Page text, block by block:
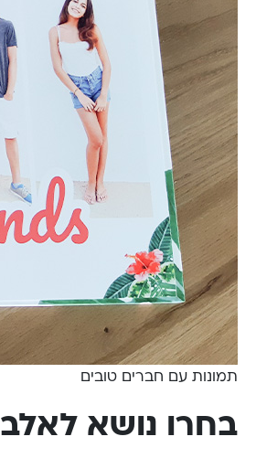
תמונות עם חברים טובים
בחרו נושא